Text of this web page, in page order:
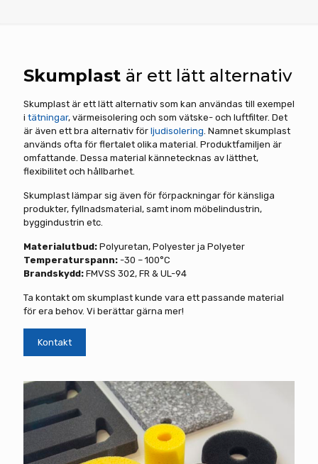
Skumplast är ett lätt alternativ
Skumplast är ett lätt alternativ som kan användas till exempel
i tätningar, värmeisolering och som vätske- och luftfilter. Det
är även ett bra alternativ för ljudisolering. Namnet skumplast
används ofta för flertalet olika material. Produktfamiljen är
omfattande. Dessa material kännetecknas av lätthet,
flexibilitet och hållbarhet.
Skumplast lämpar sig även för förpackningar för känsliga
produkter, fyllnadsmaterial, samt inom möbelindustrin,
byggindustrin etc.
Materialutbud: Polyuretan, Polyester ja Polyeter
Temperaturspann: -30 – 100°C
Brandskydd: FMVSS 302, FR & UL-94
Ta kontakt om skumplast kunde vara ett passande material
för era behov. Vi berättar gärna mer!
Kontakt